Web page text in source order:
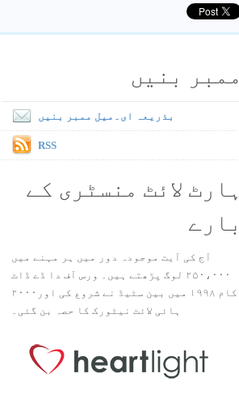
ممبر بنیں
بذریعہ ای۔میل ممبر بنیں
RSS
ہارٹ لائٹ منسٹری کے
بارے
آج کی آیت موجودہ دور میں ہر مہنے میں
۲۵۰،۰۰۰ لوگ پڑھتے ہیں۔ ورس آف دا ڈے ڈاٹ
کام ۱۹۹۸ میں بین سٹیڈ نے شروع کی اور۲۰۰۰
ہائی لائٹ نیٹورک کا حصہ بن گئی۔